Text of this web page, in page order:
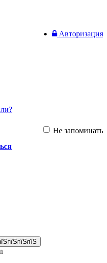
Авторизация
Не запоминать